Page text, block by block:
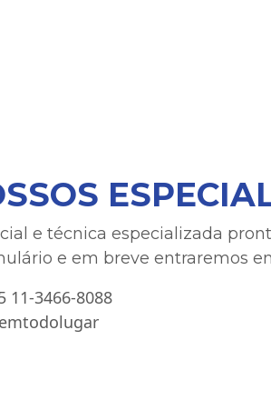
e técnica especializada
e em breve entraremos
11-3466-8088